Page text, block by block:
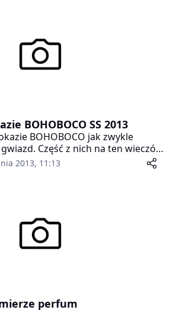
można było także: Joannę
Agnieszkę Szulim, Zosię
Annę Samusionek,
BOHOBOCO SS 2013
BOHOBOCO jak zwykle
Część z nich na ten wieczór
Kamil Owczarek i Michał Gilbert
2013, 11:13
perfum